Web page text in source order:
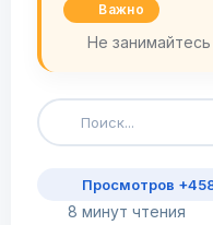
Важно
Не
Просмотров
8 минут чтения